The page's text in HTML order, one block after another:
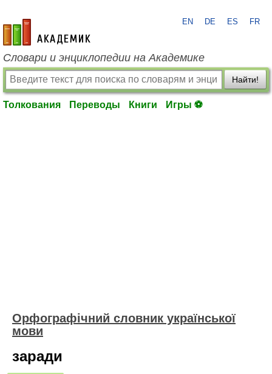
academic.ru
EN DE ES FR
Словари и энциклопедии на Академике
Найти!
Толкования Переводы Книги Игры ⚽
Орфографічний словник української
мови
заради